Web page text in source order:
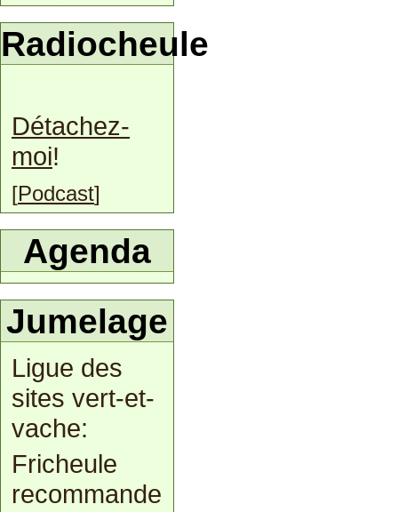
Radiocheule
Détachez-
moi!
[Podcast]
Agenda
Jumelage
Ligue des
sites vert-et-
vache:
Fricheule
recommande